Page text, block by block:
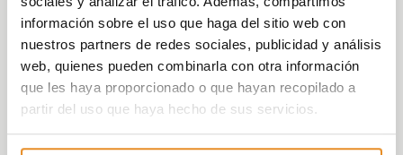
información sobre el uso que haga del sitio web con
nuestros partners de redes sociales, publicidad y análisis
web, quienes pueden combinarla con otra información
que les haya proporcionado o que hayan recopilado a
partir del uso que haya hecho de sus servicios.
contribuir a minimizar, en la medida de lo
posible, los efectos económicos negativos
que puedan estar sufriendo sus clientes a
causa de la crisis sanitaria global provocada
por el Covid-19. Sin duda, es una iniciativa de
responsabilidad y compromiso social que
busca tener un impacto positivo en las